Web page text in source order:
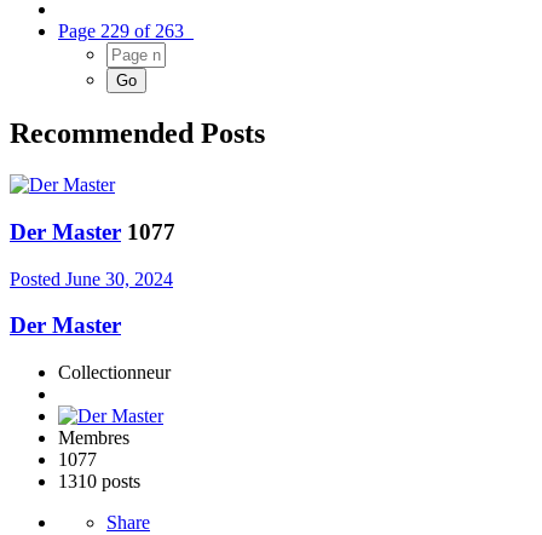
Page 229 of 263
Recommended Posts
Der Master 1077
Posted June 30, 2024
Der Master
Collectionneur
Membres
1077
1310 posts
Share